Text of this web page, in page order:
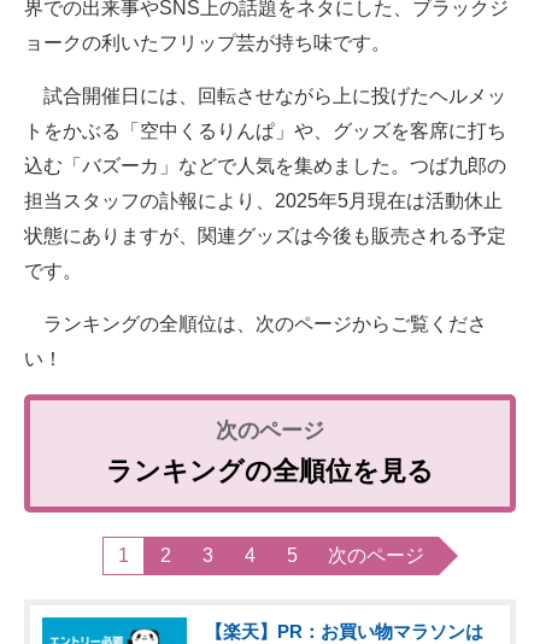
界での出来事やSNS上の話題をネタにした、ブラックジ
ョークの利いたフリップ芸が持ち味です。
試合開催日には、回転させながら上に投げたヘルメッ
トをかぶる「空中くるりんぱ」や、グッズを客席に打ち
込む「バズーカ」などで人気を集めました。つば九郎の
担当スタッフの訃報により、2025年5月現在は活動休止
状態にありますが、関連グッズは今後も販売される予定
です。
ランキングの全順位は、次のページからご覧くださ
い！
ランキングの全順位を見る
1 2 3 4 5 次のページ
【楽天】PR：お買い物マラソンは